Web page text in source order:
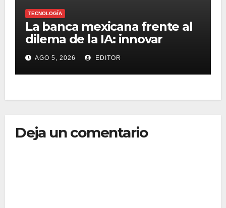
TECNOLOGÍA
La banca mexicana frente al
dilema de la IA: innovar
rápido sin perder la confianza
AGO 5, 2026 EDITOR
Deja un comentario